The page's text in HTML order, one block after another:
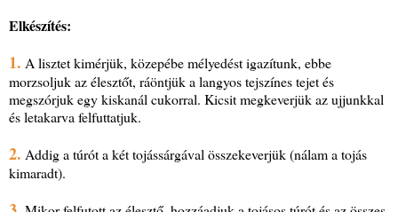
Elkészítés:
1. A lisztet kimérjük, közepébe mélyedést igazítunk, ebbe
morzsoljuk az élesztőt, ráöntjük a langyos tejszínes tejet és
megszórjuk egy kiskanál cukorral. Kicsit megkeverjük az ujjunkkal
és letakarva felfuttatjuk.
2. Addig a túrót a két tojássárgával összekeverjük (nálam a tojás
kimaradt).